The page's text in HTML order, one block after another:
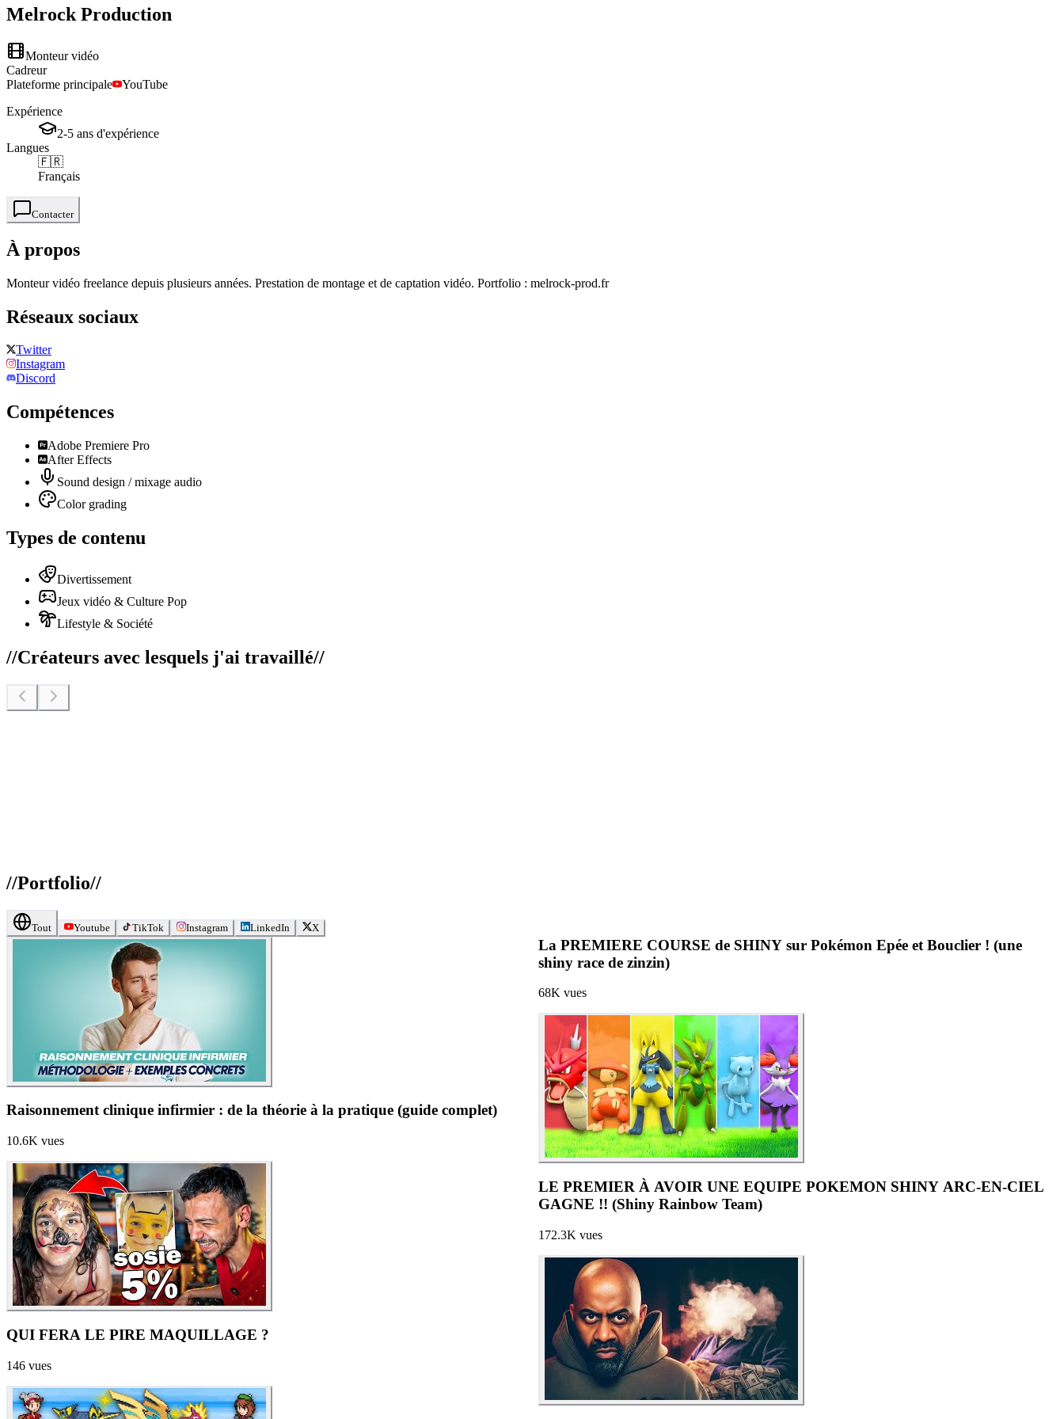
Melrock Production
Monteur vidéo
Cadreur
Plateforme principale
YouTube
Expérience
2-5 ans d'expérience
Langues
🇫🇷
Français
Contacter
À propos
Monteur vidéo freelance depuis plusieurs années. Prestation de montage et de captation vidéo. Portfolio : melrock-prod.fr
Réseaux sociaux
Twitter
Instagram
Discord
Compétences
Adobe Premiere Pro
After Effects
Sound design / mixage audio
Color grading
Types de contenu
Divertissement
Jeux vidéo & Culture Pop
Lifestyle & Société
//Créateurs avec lesquels j'ai travaillé//
//Portfolio//
Tout Youtube TikTok Instagram LinkedIn X
Raisonnement clinique infirmier : de la théorie à la pratique (guide complet)
10.6K vues
QUI FERA LE PIRE MAQUILLAGE ?
146 vues
La PREMIERE COURSE de SHINY sur Pokémon Epée et Bouclier ! (une
shiny race de zinzin)
68K vues
LE PREMIER À AVOIR UNE EQUIPE POKEMON SHINY ARC-EN-CIEL
GAGNE !! (Shiny Rainbow Team)
172.3K vues